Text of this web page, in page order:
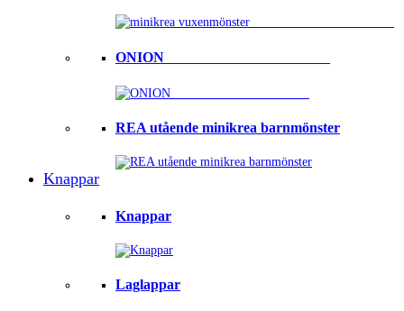
ONION ⠀⠀⠀⠀⠀⠀⠀⠀⠀⠀⠀⠀⠀⠀⠀
REA utående minikrea barnmönster
Knappar
Knappar
Laglappar